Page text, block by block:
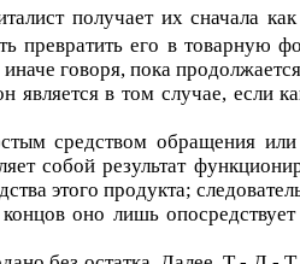
получает их сначала
его в товарную
говоря, пока
в том случае, если
средством обращения
собой результат
этого продукта;
оно лишь